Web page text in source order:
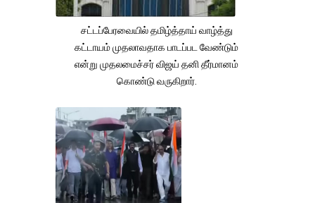
சட்டப்பேரவையில் தமிழ்த்தாய் வாழ்த்து
கட்டாயம் முதலாவதாக பாடப்பட வேண்டும்
என்று முதலமைச்சர் விஜய் தனி தீர்மானம்
கொண்டு வருகிறார்.